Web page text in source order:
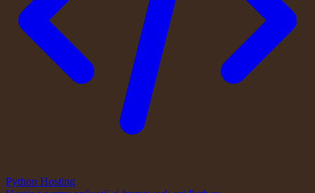
Python Hosting